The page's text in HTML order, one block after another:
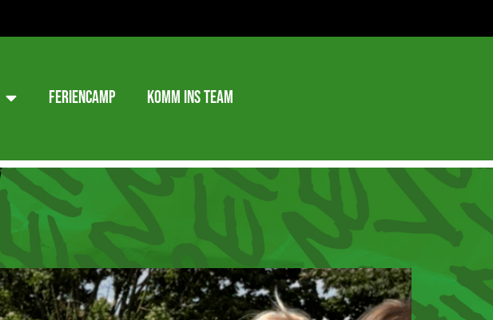
Feriencamp Komm ins Team